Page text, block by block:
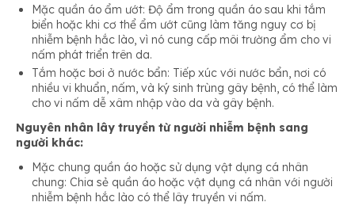
Mặc quần áo ẩm ướt: Độ ẩm trong quần áo sau khi tắm
biển hoặc khi cơ thể ẩm ướt cũng làm tăng nguy cơ bị
nhiễm bệnh hắc lào, vì nó cung cấp môi trường ẩm cho vi
nấm phát triển trên da.
Tắm hoặc bơi ở nước bẩn: Tiếp xúc với nước bẩn, nơi có
nhiều vi khuẩn, nấm, và ký sinh trùng gây bệnh, có thể làm
cho vi nấm dễ xâm nhập vào da và gây bệnh.
Nguyên nhân lây truyền từ người nhiễm bệnh sang
người khác:
Mặc chung quần áo hoặc sử dụng vật dụng cá nhân
chung: Chia sẻ quần áo hoặc vật dụng cá nhân với người
nhiễm bệnh hắc lào có thể lây truyền vi nấm.